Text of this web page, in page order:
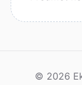
© 2026